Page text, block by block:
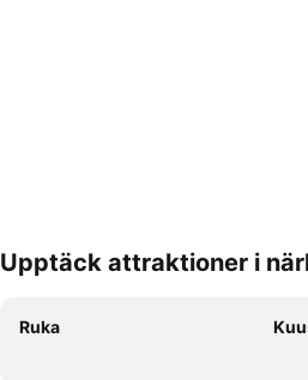
Förstora kartan
Upptäck attraktioner i
Ruka